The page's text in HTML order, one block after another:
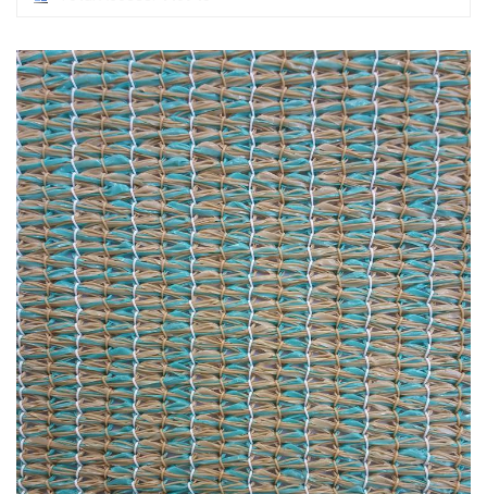
LƯỚI HÀNG RÀO HÌNH VUÔNG
LƯỚI NUÔI TRỒNG HẢI SẢN
LƯỚI CHE NẮNG